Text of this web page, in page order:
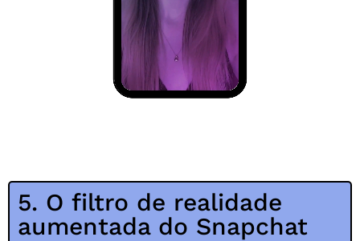
5. O filtro de realidade
aumentada do Snapchat